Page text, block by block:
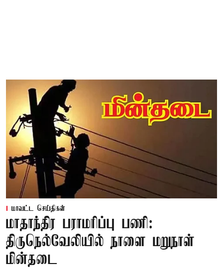
மாவட்ட செய்திகள்
மாதாந்திர பராமரிப்பு பணி:
திருநெல்வேலியில் நாளை மறுநாள்
மின்தடை